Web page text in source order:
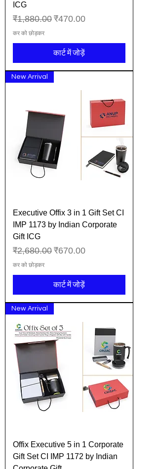
ICG
नियमित मूल्य
₹1,880.00 बिक्री मूल्य
₹470.00
कर को छोड़कर
कार्ट में जोड़ें
New Arrival
Executive Offix 3 in 1 Gift Set CI
IMP 1173 by Indian Corporate
Gift ICG
नियमित मूल्य
₹2,680.00 बिक्री मूल्य
₹670.00
कर को छोड़कर
कार्ट में जोड़ें
New Arrival
Offix Executive 5 in 1 Corporate
Gift Set CI IMP 1172 by Indian